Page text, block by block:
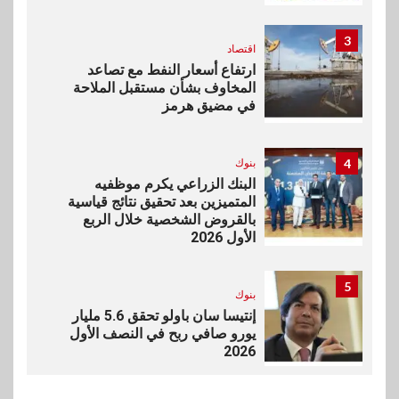
3
اقتصاد
ارتفاع أسعار النفط مع تصاعد
المخاوف بشأن مستقبل الملاحة
في مضيق هرمز
4 بنوك
البنك الزراعي يكرم موظفيه
المتميزين بعد تحقيق نتائج قياسية
بالقروض الشخصية خلال الربع
الأول 2026
5
بنوك
إنتيسا سان باولو تحقق 5.6 مليار
يورو صافي ربح في النصف الأول
2026